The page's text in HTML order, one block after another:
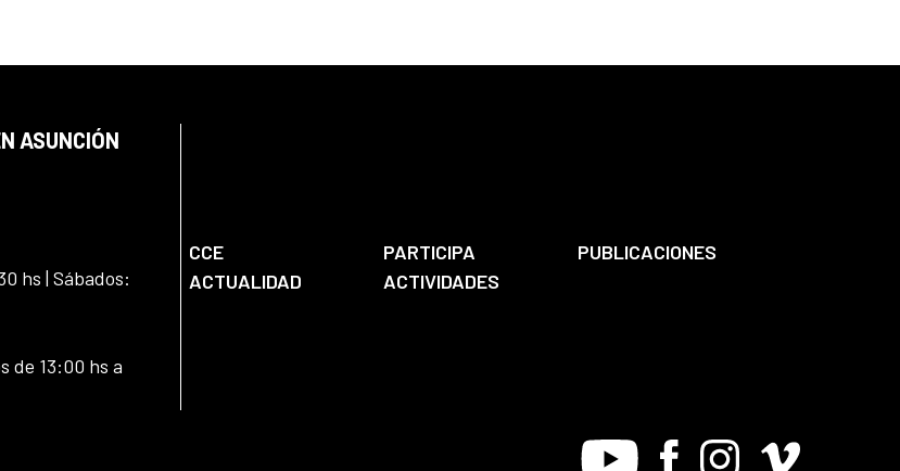
ASUNCIÓN
hs | Sábados:
de 13:00 hs a
CCE PARTICIPA
PUBLICACIONES
ACTUALIDAD
ACTIVIDADES
Youtube FacebookInstagram
Vimeo